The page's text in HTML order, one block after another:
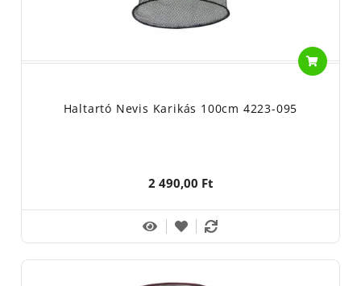
Haltartó Nevis Karikás 100cm 4223-095
2 490,00 Ft